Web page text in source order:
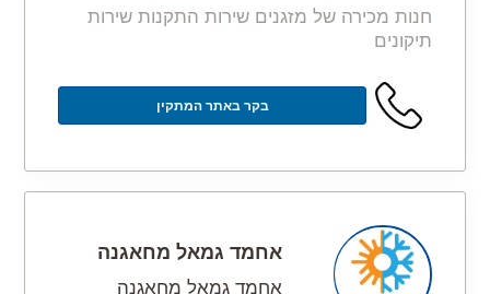
חנות מכירה של מזגנים שירות התקנות שירות
תיקונים
בקר באתר המתקין
אחמד גמאל מחאגנה
אחמד גמאל מחאגנה